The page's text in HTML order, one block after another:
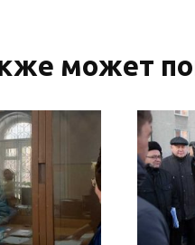
может